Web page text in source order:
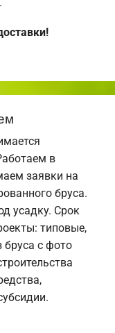
в
заявки на
бруса.
усадку. Срок
типовые,
с фото